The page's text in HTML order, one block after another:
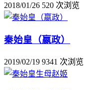
2018/01/26 520 次浏览
秦始皇（嬴政）
2019/02/19 9341 次浏览